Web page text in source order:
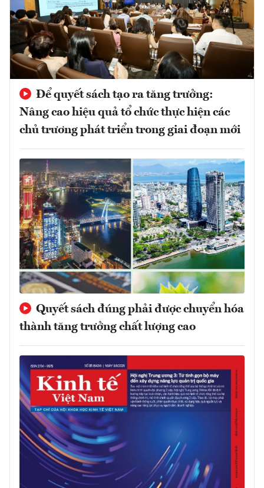
Để quyết sách tạo ra tăng trưởng:
Nâng cao hiệu quả tổ chức thực hiện các
chủ trương phát triển trong giai đoạn mới
Quyết sách đúng phải được chuyển hóa
thành tăng trưởng chất lượng cao